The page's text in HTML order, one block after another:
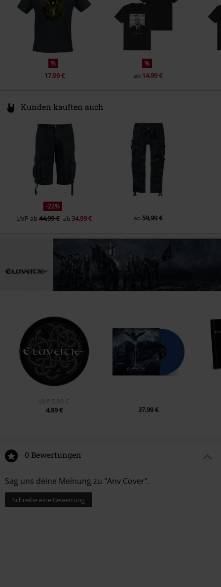
Taschen
Ohne Taschen
schwarz
%
17,99 €
%
ab 14,99 €
Kunden kauften auch
-22%
UVP ab44,99 € ab34,99 € ab 59,99 €
UVP 5,99 €
4,99 €
37,99 €
0 Bewertungen
Sag uns deine Meinung zu "Anv Cover".
Schreibe eine Bewertung